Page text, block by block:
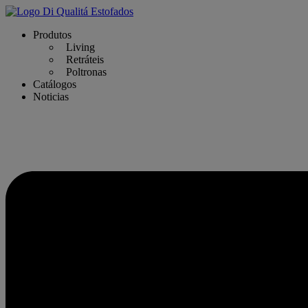
Produtos
Living
Retráteis
Poltronas
Catálogos
Noticias